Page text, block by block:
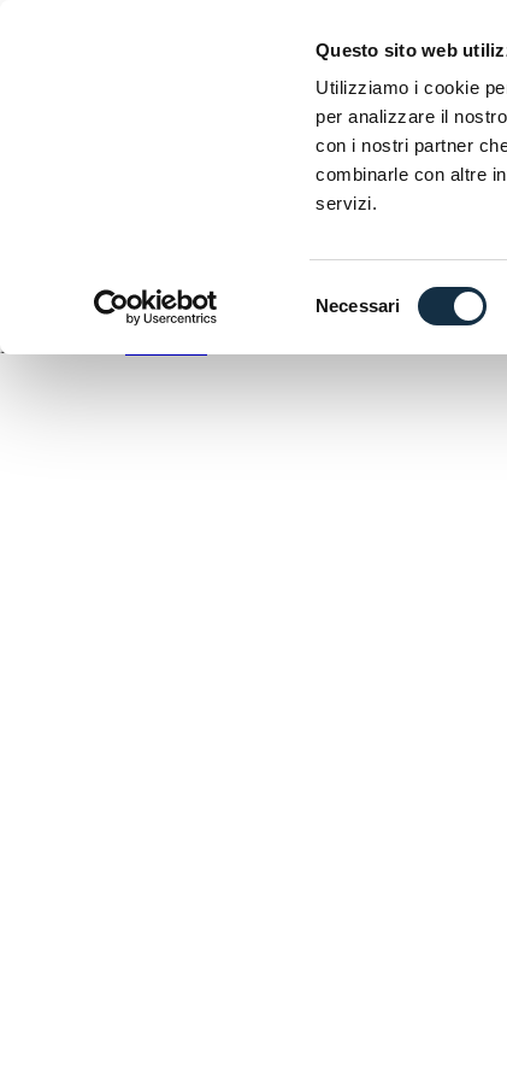
Questo sito web
Utilizziamo i cookie
per analizzare il
con i nostri partner
combinarle con altre
servizi.
Necessari
Esposizione internazionale delle due ruote
EICMA utilizza